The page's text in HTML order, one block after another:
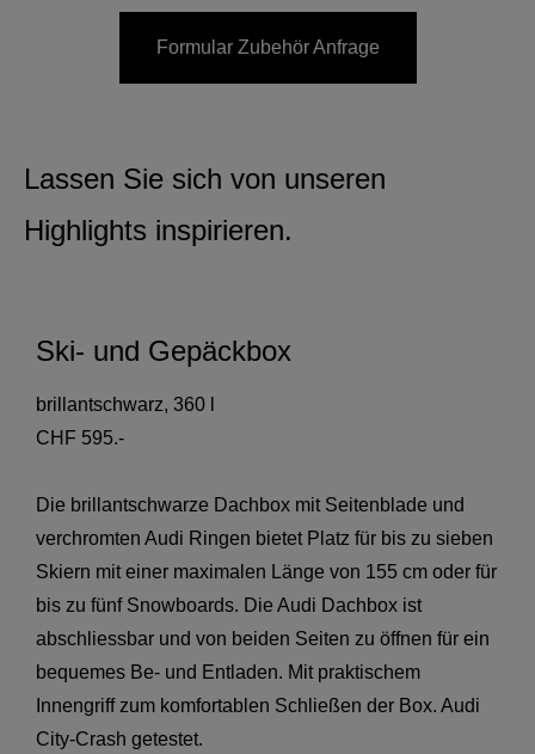
Formular Zubehör Anfrage
Lassen Sie sich von unseren
Highlights inspirieren.
Ski- und Gepäckbox
brillantschwarz, 360 l
CHF 595.-
Die brillantschwarze Dachbox mit Seitenblade und
verchromten Audi Ringen bietet Platz für bis zu sieben
Skiern mit einer maximalen Länge von 155 cm oder für
bis zu fünf Snowboards. Die Audi Dachbox ist
abschliessbar und von beiden Seiten zu öffnen für ein
bequemes Be- und Entladen. Mit praktischem
Innengriff zum komfortablen Schließen der Box. Audi
City-Crash getestet.